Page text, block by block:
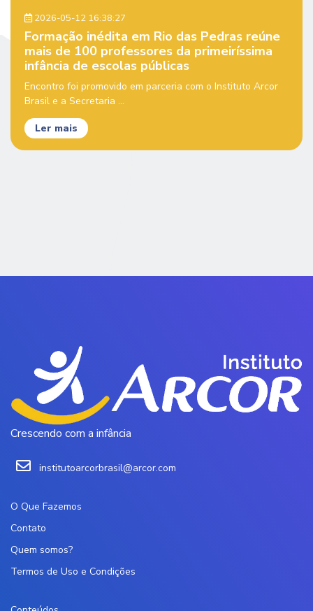
2026-05-12 16:38:27
Formação inédita em Rio das Pedras reúne
mais de 100 professores da primeiríssima
infância de escolas públicas
Encontro foi promovido em parceria com o Instituto Arcor
Brasil e a Secretaria ...
Ler mais
Crescendo com a infância
institutoarcorbrasil@arcor.com
O Que Fazemos
Contato
Quem somos?
Termos de Uso e Condições